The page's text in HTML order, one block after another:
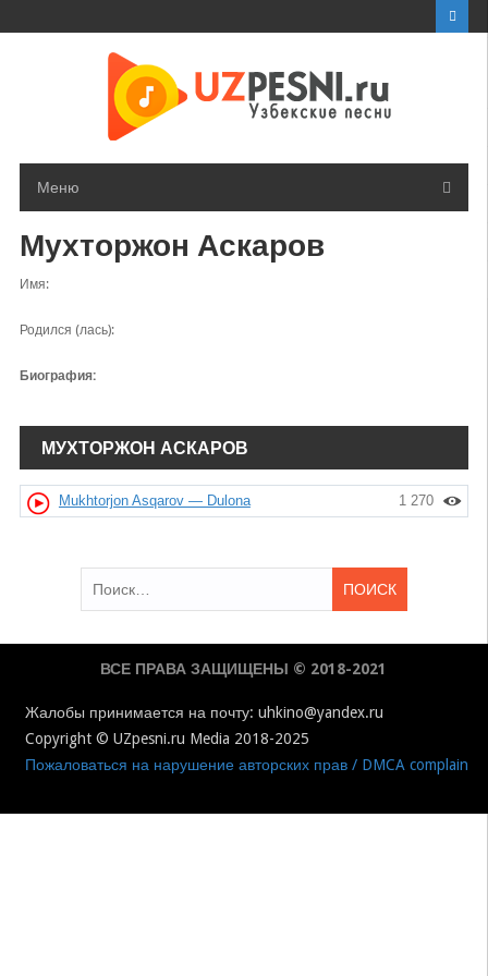
Меню
Мухторжон Аскаров
Имя:
Родился (лась):
Биография:
МУХТОРЖОН АСКАРОВ
1 270
Mukhtorjon Asqarov — Dulona
ВСЕ ПРАВА ЗАЩИЩЕНЫ © 2018-2021
Жалобы принимается на почту: uhkino@yandex.ru
Copyright © UZpesni.ru Media 2018-2025
Пожаловаться на нарушение авторских прав / DMCA complain